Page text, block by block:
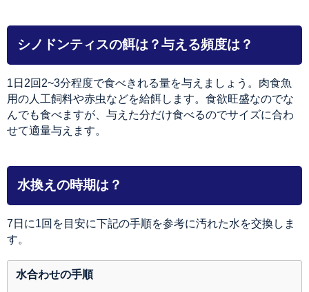
シノドンティスの餌は？与える頻度は？
1日2回2~3分程度で食べきれる量を与えましょう。肉食魚
用の人工飼料や赤虫などを給餌します。食欲旺盛なのでな
んでも食べますが、与えた分だけ食べるのでサイズに合わ
せて適量与えます。
水換えの時期は？
7日に1回を目安に下記の手順を参考に汚れた水を交換しま
す。
水合わせの手順